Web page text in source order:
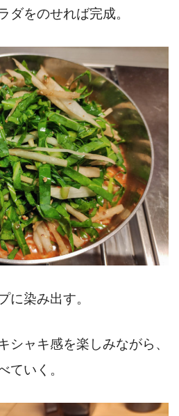
ダをのせれば完成。
に染み出す。
シャキ感を楽しみながら、
ていく。